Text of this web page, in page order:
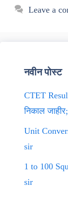
Leave a
नवीन पोस्ट
CTET
निकाल
Unit
sir
1 to 100
sir